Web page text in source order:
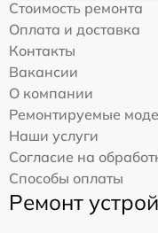
Стоимость ремонта
Оплата и доставка
Контакты
Вакансии
О компании
Ремонтируемые
Наши услуги
Согласие на
Способы оплаты
Ремонт